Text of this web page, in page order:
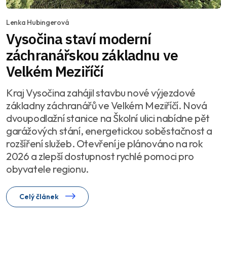
Lenka Hubingerová
Vysočina staví moderní
záchranářskou základnu ve
Velkém Meziříčí
Kraj Vysočina zahájil stavbu nové výjezdové
základny záchranářů ve Velkém Meziříčí. Nová
dvoupodlažní stanice na Školní ulici nabídne pět
garážových stání, energetickou soběstačnost a
rozšíření služeb. Otevření je plánováno na rok
2026 a zlepší dostupnost rychlé pomoci pro
obyvatele regionu.
Celý článek